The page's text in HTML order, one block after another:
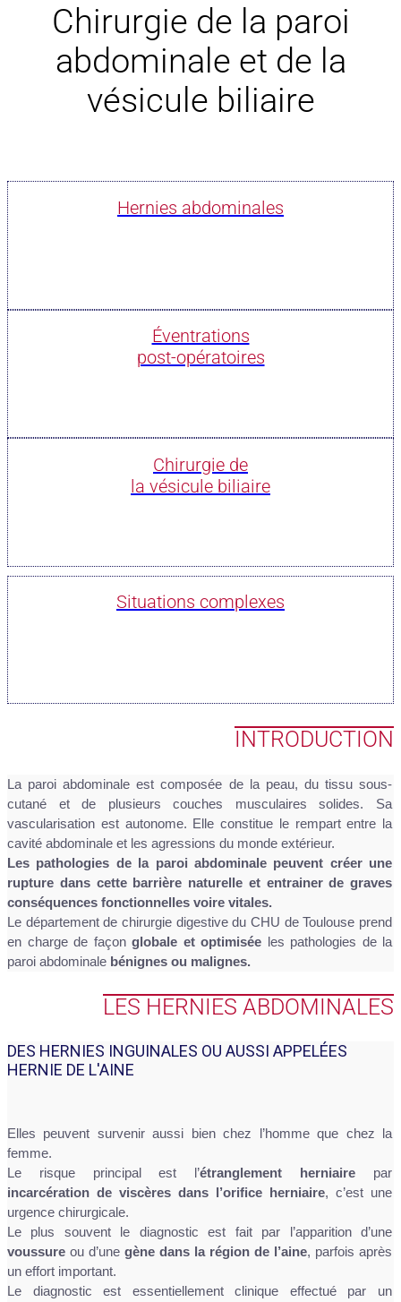
Chirurgie de la paroi
abdominale et de la
vésicule biliaire
Hernies abdominales
Éventrations
post-opératoires
Chirurgie de
la vésicule biliaire
Situations complexes
INTRODUCTION
La paroi abdominale est composée de la peau, du tissu sous-
cutané et de plusieurs couches musculaires solides. Sa
vascularisation est autonome. Elle constitue le rempart entre la
cavité abdominale et les agressions du monde extérieur.
Les pathologies de la paroi abdominale peuvent créer une
rupture dans cette barrière naturelle et entrainer de graves
conséquences fonctionnelles voire vitales.
Le département de chirurgie digestive du CHU de Toulouse prend
en charge de façon globale et optimisée les pathologies de la
paroi abdominale bénignes ou malignes.
LES HERNIES ABDOMINALES
DES HERNIES INGUINALES OU AUSSI APPELÉES
HERNIE DE L'AINE
Elles peuvent survenir aussi bien chez l’homme que chez la
femme.
Le risque principal est l’étranglement herniaire par
incarcération de viscères dans l’orifice herniaire, c’est une
urgence chirurgicale.
Le plus souvent le diagnostic est fait par l’apparition d’une
voussure ou d’une gène dans la région de l’aine, parfois après
un effort important.
Le diagnostic est essentiellement clinique effectué par un